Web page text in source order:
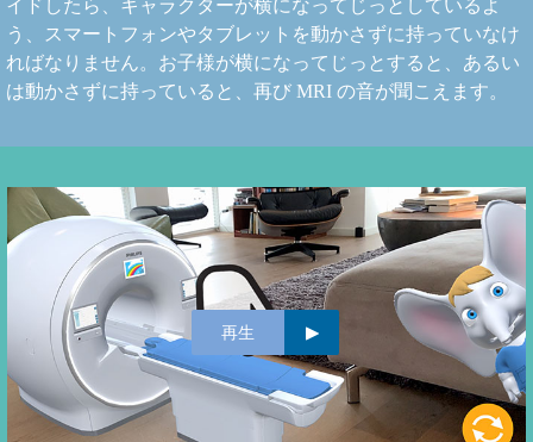
イドしたら、キャラクターが横になってじっとしているよ
う、スマートフォンやタブレットを動かさずに持っていなけ
ればなりません。お子様が横になってじっとすると、あるい
は動かさずに持っていると、再び MRI の音が聞こえます。
再生